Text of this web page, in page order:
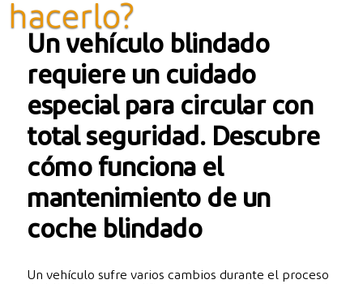
hacerlo?
Un vehículo blindado
requiere un cuidado
especial para circular con
total seguridad. Descubre
cómo funciona el
mantenimiento de un
coche blindado
Un vehículo sufre varios cambios durante el proceso